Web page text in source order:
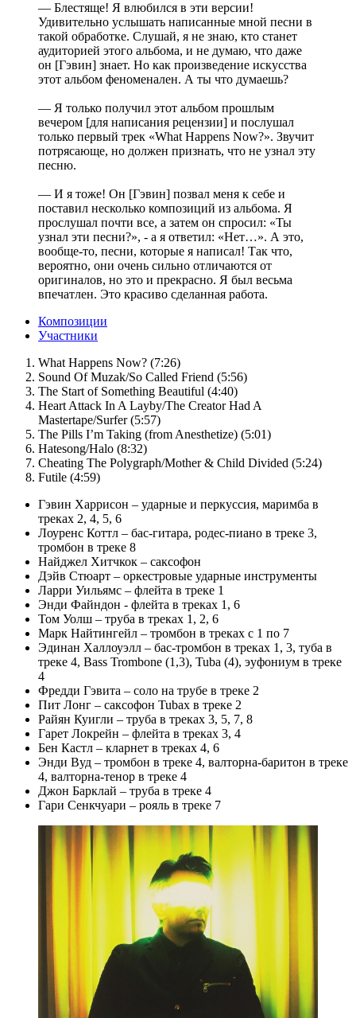
— Блестяще! Я влюбился в эти версии!
Удивительно услышать написанные мной песни в
такой обработке. Слушай, я не знаю, кто станет
аудиторией этого альбома, и не думаю, что даже
он [Гэвин] знает. Но как произведение искусства
этот альбом феноменален. А ты что думаешь?
— Я только получил этот альбом прошлым
вечером [для написания рецензии] и послушал
только первый трек «What Happens Now?». Звучит
потрясающе, но должен признать, что не узнал эту
песню.
— И я тоже! Он [Гэвин] позвал меня к себе и
поставил несколько композиций из альбома. Я
прослушал почти все, а затем он спросил: «Ты
узнал эти песни?», - а я ответил: «Нет…». А это,
вообще-то, песни, которые я написал! Так что,
вероятно, они очень сильно отличаются от
оригиналов, но это и прекрасно. Я был весьма
впечатлен. Это красиво сделанная работа.
Композиции
Участники
What Happens Now? (7:26)
Sound Of Muzak/So Called Friend (5:56)
The Start of Something Beautiful (4:40)
Heart Attack In A Layby/The Creator Had A
Mastertape/Surfer (5:57)
The Pills I’m Taking (from Anesthetize) (5:01)
Hatesong/Halo (8:32)
Cheating The Polygraph/Mother & Child Divided (5:24)
Futile (4:59)
Гэвин Харрисон – ударные и перкуссия, маримба в
треках 2, 4, 5, 6
Лоуренс Коттл – бас-гитара, родес-пиано в треке 3,
тромбон в треке 8
Найджел Хитчкок – саксофон
Дэйв Стюарт – оркестровые ударные инструменты
Ларри Уильямс – флейта в треке 1
Энди Файндон - флейта в треках 1, 6
Том Уолш – труба в треках 1, 2, 6
Марк Найтингейл – тромбон в треках с 1 по 7
Эдинан Халлоуэлл – бас-тромбон в треках 1, 3, туба в
треке 4, Bass Trombone (1,3), Tuba (4), эуфониум в треке
4
Фредди Гэвита – соло на трубе в треке 2
Пит Лонг – саксофон Tubax в треке 2
Райян Куигли – труба в треках 3, 5, 7, 8
Гарет Локрейн – флейта в треках 3, 4
Бен Кастл – кларнет в треках 4, 6
Энди Вуд – тромбон в треке 4, валторна-баритон в треке
4, валторна-тенор в треке 4
Джон Барклай – труба в треке 4
Гари Сенкчуари – рояль в треке 7